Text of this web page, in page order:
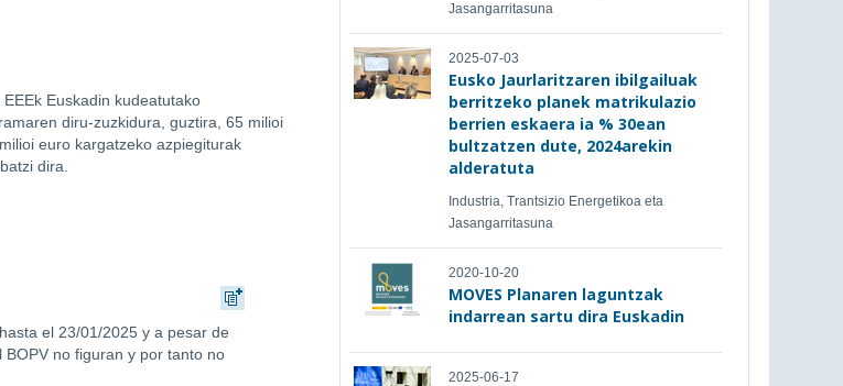
Euskadin kudeatutako
diru-zuzkidura, guztira, 65 milioi
euro kargatzeko azpiegiturak
dira.
el 23/01/2025 y a pesar de
no figuran y por tanto no
Jasangarritasuna
2025-07-03
Eusko Jaurlaritzaren ibilgailuak
berritzeko planek matrikulazio
berrien eskaera ia % 30ean
bultzatzen dute, 2024arekin
alderatuta
Industria, Trantsizio Energetikoa eta
Jasangarritasuna
2020-10-20
MOVES Planaren laguntzak
indarrean sartu dira Euskadin
2025-06-17